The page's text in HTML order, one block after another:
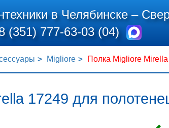
в Челябинске –
(351) 777-63-03 (04)
Migliore Полка Migliore
17249 для